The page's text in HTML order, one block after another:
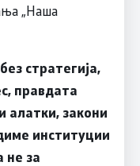
„Наша
стратегија,
правдата
алатки, закони
институции
не за